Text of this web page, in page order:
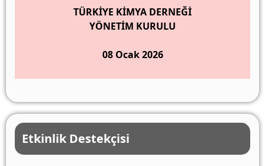
TÜRKİYE KİMYA DERNEĞİ
YÖNETİM KURULU
08 Ocak 2026
Etkinlik Destekçisi